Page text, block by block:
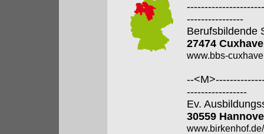
----------------
Berufsbildende
27474
www.bbs-
--
-----------------
Ev.
30559